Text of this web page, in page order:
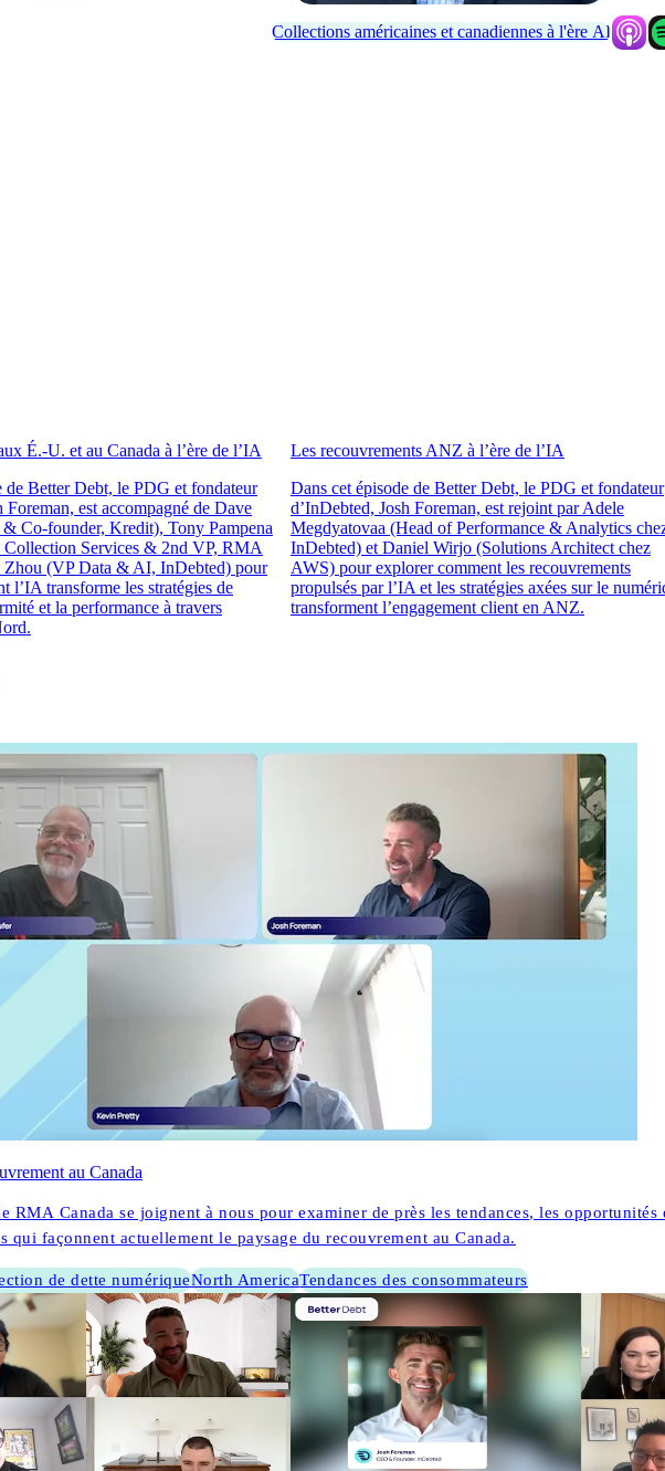
Collections américaines et canadiennes à l'ère AI
É.-U. et au Canada à l’ère de l’IA
de Better Debt, le PDG et fondateur
Foreman, est accompagné de Dave
Co-founder, Kredit), Tony Pampena
Services & 2nd VP, RMA
Zhou (VP Data & AI, InDebted) pour
l’IA transforme les stratégies de
et la performance à travers
Les recouvrements ANZ à l’ère de l’IA
Dans cet épisode de Better Debt, le PDG et fondateur
d’InDebted, Josh Foreman, est rejoint par Adele
Megdyatovaa (Head of Performance & Analytics
InDebted) et Daniel Wirjo (Solutions Architect chez
AWS) pour explorer comment les recouvrements
propulsés par l’IA et les stratégies axées sur le
transforment l’engagement client en ANZ.
au Canada
RMA Canada se joignent à nous pour examiner de près les tendances, les opportunités
qui façonnent actuellement le paysage du recouvrement au Canada.
de dette numériqueNorth AmericaTendances des consommateurs
09.09.2025